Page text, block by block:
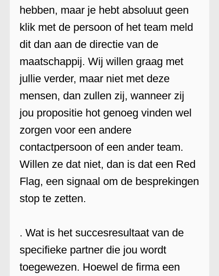
hebben, maar je hebt absoluut geen
klik met de persoon of het team meld
dit dan aan de directie van de
maatschappij. Wij willen graag met
jullie verder, maar niet met deze
mensen, dan zullen zij, wanneer zij
jou propositie hot genoeg vinden wel
zorgen voor een andere
contactpersoon of een ander team.
Willen ze dat niet, dan is dat een Red
Flag, een signaal om de besprekingen
stop te zetten.
. Wat is het succesresultaat van de
specifieke partner die jou wordt
toegewezen. Hoewel de firma een